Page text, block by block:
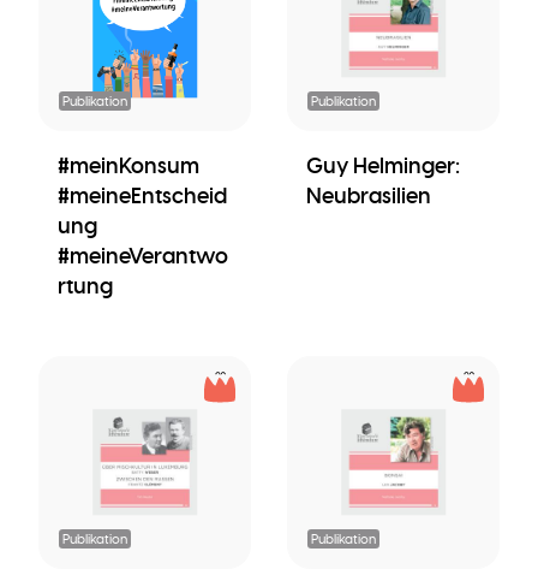
Publikation
#meinKonsum
#meineEntscheid
ung
#meineVerantwo
rtung
Publikation
Guy Helminger:
Neubrasilien
Publikation Publikation